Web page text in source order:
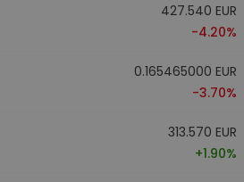
427.540 EUR
-4.20%
0.165465000 EUR
-3.70%
313.570 EUR
+1.90%